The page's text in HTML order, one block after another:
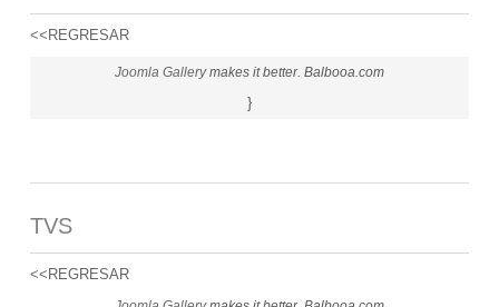
<<REGRESAR
Joomla Gallerymakes it better. Balbooa.com
}
TVS
<<REGRESAR